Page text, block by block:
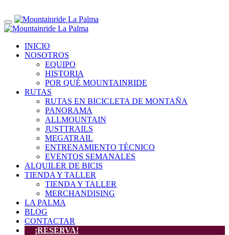
INICIO
NOSOTROS
EQUIPO
HISTORIA
POR QUÉ MOUNTAINRIDE
RUTAS
RUTAS EN BICICLETA DE MONTAÑA
PANORAMA
ALLMOUNTAIN
JUSTTRAILS
MEGATRAIL
ENTRENAMIENTO TÉCNICO
EVENTOS SEMANALES
ALQUILER DE BICIS
TIENDA Y TALLER
TIENDA Y TALLER
MERCHANDISING
LA PALMA
BLOG
CONTACTAR
¡RESERVA!